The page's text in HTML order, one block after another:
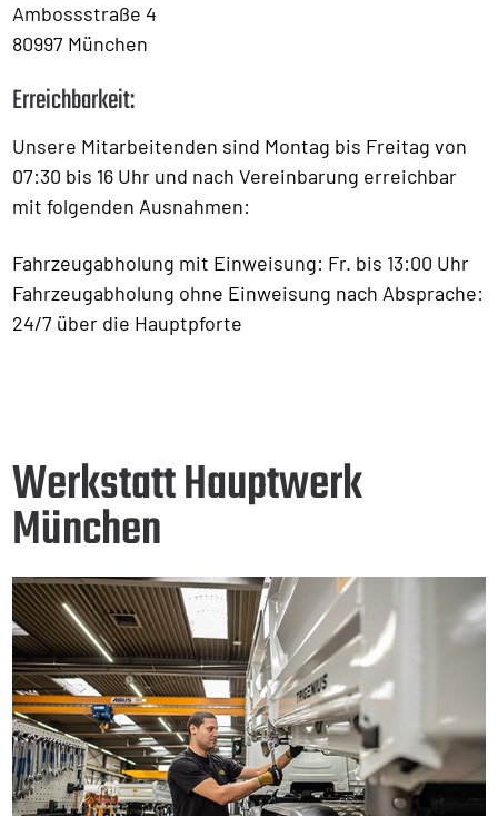
Ambossstraße 4
80997 München
Erreichbarkeit:
Unsere Mitarbeitenden sind Montag bis Freitag von
07:30 bis 16 Uhr und nach Vereinbarung erreichbar
mit folgenden Ausnahmen:
Fahrzeugabholung mit Einweisung: Fr. bis 13:00 Uhr
Fahrzeugabholung ohne Einweisung nach Absprache:
24/7 über die Hauptpforte
Werkstatt Hauptwerk
München